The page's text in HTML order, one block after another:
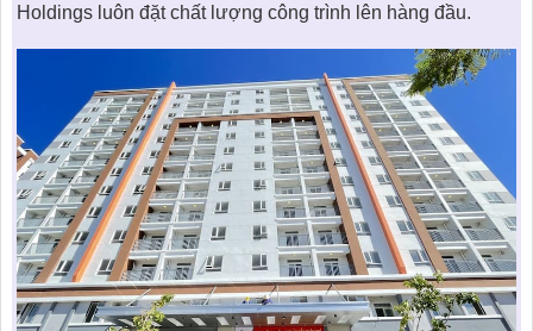
Holdings luôn đặt chất lượng công trình lên hàng đầu.